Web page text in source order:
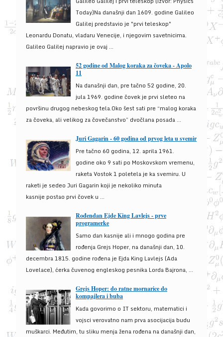
Today)Na današnji dan 1609. godine Galileo
Galilej predstavio je "prvi teleskop"
Leonardu Donatu, vladaru Venecije, i njegovim savetnicima.
Galileo Galilej napravio je ovaj ...
52 godine od Malog koraka za čoveka - Apolo
11
Na današnji dan, pre tačno 52 godine, 20.
jula 1969. godine čovek je prvi sleteo na
površinu drugog nebeskog tela.Oko šest sati pre “malog koraka
za čoveka, ali velikog za čovečanstvo” dvočlana posada ...
Juri Gagarin - 60 godina od prvog leta u svemir
Pre tačno 60 godina, 12. aprila 1961.
godine oko 9 sati po Moskovskom vremenu,
raketa Vostok 1 poletela je ka svemiru. U
raketi je sedeo Juri Gagarin koji je nekoliko minuta
kasnije postao prvi čovek u ...
Rođendan Ejde King Lavlejs - prve
programerke
Samo dan kasnije ali i mnogo godina pre
rođenja Grejs Hoper, na današnji dan, 10.
decembra 1815. godine rođena je Ejda King Lavlejs (Ada
Lovelace), ćerka čuvenog engleskog pesnika Lorda Bajrona, ...
Grejs Hoper: do ratne mornarice do
kompajlera i buba
Kada govorimo o IT sektoru, matematici i
vojsci verovatno nam prva asocijacija budu
muškarci. Međutim, tu sliku menja žena rođena na današnji dan,